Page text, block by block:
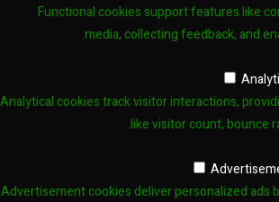
Functional cookies support features like
media, collecting feedback, and
Analytical cookies track visitor interactions,
like visitor count, bounce
Advertisement cookies deliver personalized ads